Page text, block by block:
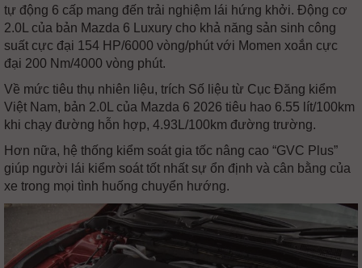
tự động 6 cấp mang đến trải nghiệm lái hứng khởi. Động cơ
2.0L của bản Mazda 6 Luxury cho khả năng sản sinh công
suất cực đại 154 HP/6000 vòng/phút với Momen xoắn cực
đại 200 Nm/4000 vòng phút.
Về mức tiêu thụ nhiên liệu, trích Số liệu từ Cục Đăng kiểm
Việt Nam, bản 2.0L của Mazda 6 2026 tiêu hao 6.55 lít/100km
khi chạy đường hỗn hợp, 4.93L/100km đường trường.
Hơn nữa, hệ thống kiểm soát gia tốc nâng cao “GVC Plus”
giúp người lái kiểm soát tốt nhất sự ổn định và cân bằng của
xe trong mọi tình huống chuyển hướng.